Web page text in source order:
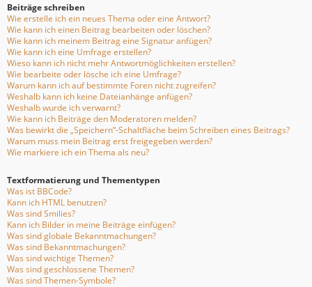
Beiträge schreiben
Wie erstelle ich ein neues Thema oder eine Antwort?
Wie kann ich einen Beitrag bearbeiten oder löschen?
Wie kann ich meinem Beitrag eine Signatur anfügen?
Wie kann ich eine Umfrage erstellen?
Wieso kann ich nicht mehr Antwortmöglichkeiten erstellen?
Wie bearbeite oder lösche ich eine Umfrage?
Warum kann ich auf bestimmte Foren nicht zugreifen?
Weshalb kann ich keine Dateianhänge anfügen?
Weshalb wurde ich verwarnt?
Wie kann ich Beiträge den Moderatoren melden?
Was bewirkt die „Speichern“-Schaltfläche beim Schreiben eines Beitrags?
Warum muss mein Beitrag erst freigegeben werden?
Wie markiere ich ein Thema als neu?
Textformatierung und Thementypen
Was ist BBCode?
Kann ich HTML benutzen?
Was sind Smilies?
Kann ich Bilder in meine Beiträge einfügen?
Was sind globale Bekanntmachungen?
Was sind Bekanntmachungen?
Was sind wichtige Themen?
Was sind geschlossene Themen?
Was sind Themen-Symbole?